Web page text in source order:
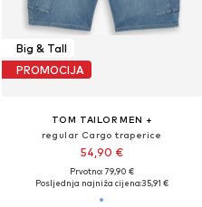
Big & Tall
PROMOCIJA
TOM TAILOR MEN +
regular Cargo traperice
54,90 €
Prvotno: 79,90 €
Posljednja najniža cijena:35,91 €